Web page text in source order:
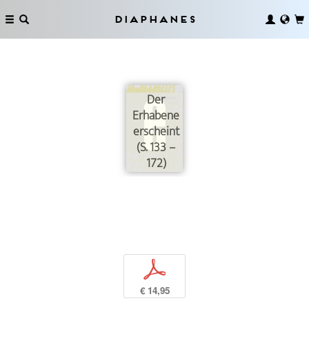
Diaphanes
Der
Erhabene
erscheint
(S. 133 –
172)
p
€ 14,95